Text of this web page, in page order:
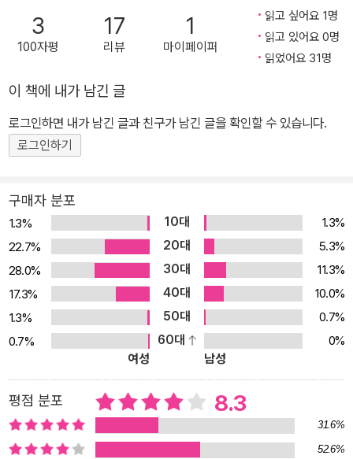
쓰기 시작한 그녀는, 공동 단편집 《한국스릴러문학단편선》(시작),
《한국추리스릴러단편선》(황금가지), 《한국환상문학단편선2》(시작)
에 단편을 실으면서 주목받기 시작했고, 자신의 단편집 《굿바이 파라
다. 추리, 스릴러, 공포, 모험, 멜로, 환상 등 소설이 취할 수 있는 모든
장치들을 능수능란하게 이용하지만 결코 하나의 카테고리로 규정지
을 수 없는 강지영의 독특한 작품은 언제나 인간의 마음 깊은 곳에 숨
니인 심 여사가 전문 킬러로 활동하는 독특한 이야기로 울 수도 웃을
수도 없는 그만의 독특한 블랙유머를 선사해왔다. 마치 화가가 그림
의 소재에 따라 붓과 물감을 자유자재로 선택하듯 강지영은 작품에
따라 능수능란하게 변신하며 자신의 세계를 넓혀왔다. 그것도 단 2년
이라는 길지 않은 시간 동안. 그리고 그녀를 아는 독자라면 화들짝 놀
랄 만한 장편소설을 새롭게 시도했다. 조선시대 제주도를 배경으로,
조선에 귀화한 네덜란드인 박연과 신문물검역소라는 외래 문물을 조
사하는 기관의 관리들이 펼치는 포복절도 대활약을 그린 독특한 작품
《신문물검역소》를 내놓은 것이다. 이 작품은 그가 얼마나 다재다능하
며 천부적인 이야기꾼인지를 잘 보여준다. 단편선에서 보여준 기묘하
고 서늘한 분위기는 온데간데없고 언제 그랬냐는 듯이 오밀조밀 요란
스럽게 펼치는 기막힌 해프닝을 보자면 어안이 벙벙해질 정도이다.
3
100자평
17
리뷰
1
마이페이퍼
읽고 싶어요 1명
읽고 있어요 0명
읽었어요 31명
이 책에 내가 남긴 글
로그인하면 내가 남긴 글과 친구가 남긴 글을 확인할 수 있습니다.
로그인하기
구매자 분포
1.3% 10대
1.3%
22.7%
20대
5.3%
28.0%
30대
11.3%
17.3%
40대
10.0%
1.3%
50대
0.7%
0.7%
60대
0%
여성
남성
평점 분포 8.3
31.6%
52.6%